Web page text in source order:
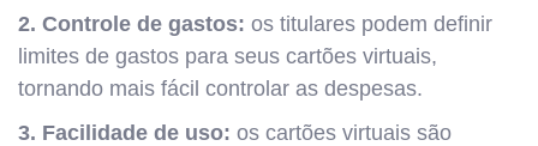
2. Controle de gastos: os titulares podem definir
limites de gastos para seus cartões virtuais,
tornando mais fácil controlar as despesas.
3. Facilidade de uso: os cartões virtuais são